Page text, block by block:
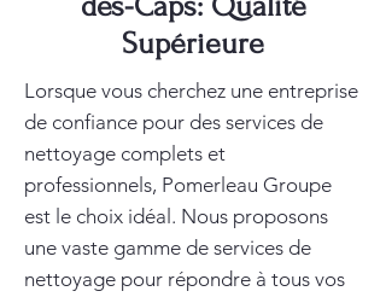
Supérieure
Lorsque vous cherchez une entreprise
de confiance pour des services de
nettoyage complets et
professionnels, Pomerleau Groupe
est le choix idéal. Nous proposons
une vaste gamme de services de
nettoyage pour répondre à tous vos